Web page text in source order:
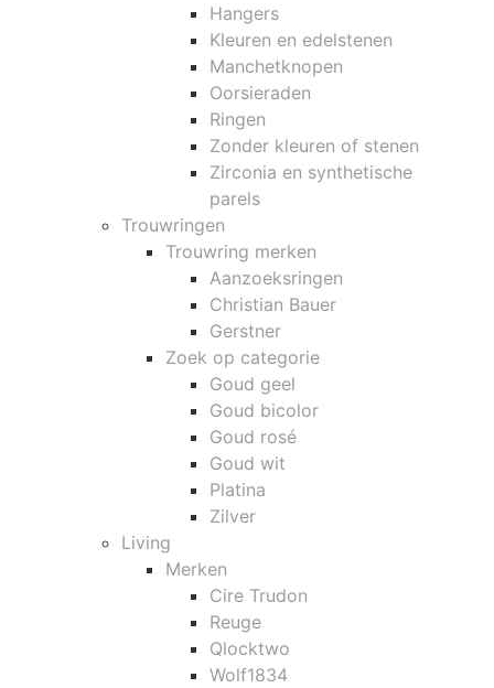
Hangers
Kleuren en edelstenen
Manchetknopen
Oorsieraden
Ringen
Zonder kleuren of stenen
Zirconia en synthetische
parels
Trouwringen
Trouwring merken
Aanzoeksringen
Christian Bauer
Gerstner
Zoek op categorie
Goud geel
Goud bicolor
Goud rosé
Goud wit
Platina
Zilver
Living
Merken
Cire Trudon
Reuge
Qlocktwo
Wolf1834